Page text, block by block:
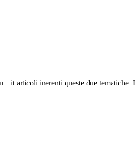
.it articoli inerenti queste due tematiche.